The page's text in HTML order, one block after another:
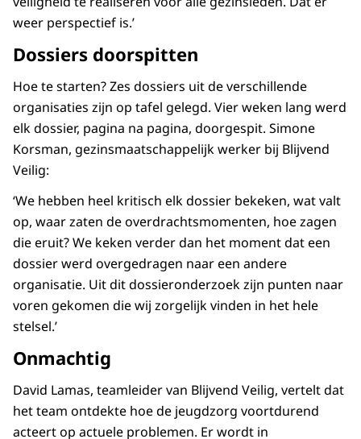
weer perspectief is.’
Dossiers doorspitten
Hoe te starten? Zes dossiers uit de verschillende
organisaties zijn op tafel gelegd. Vier weken lang werd
elk dossier, pagina na pagina, doorgespit. Simone
Korsman, gezinsmaatschappelijk werker bij Blijvend
Veilig:
‘We hebben heel kritisch elk dossier bekeken, wat valt
op, waar zaten de overdrachtsmomenten, hoe zagen
die eruit? We keken verder dan het moment dat een
dossier werd overgedragen naar een andere
organisatie. Uit dit dossieronderzoek zijn punten naar
voren gekomen die wij zorgelijk vinden in het hele
stelsel.’
Onmachtig
David Lamas, teamleider van Blijvend Veilig, vertelt dat
het team ontdekte hoe de jeugdzorg voortdurend
acteert op actuele problemen. Er wordt in